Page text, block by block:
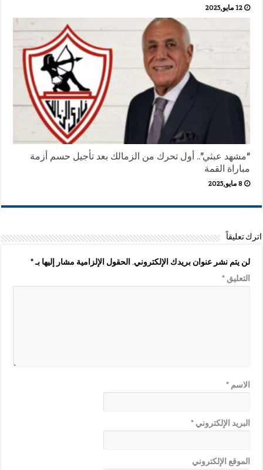
12 مايو,2025
“مشهد عبثي”.. أول تحرك من الزمالك بعد تأجيل حسم أزمة
مباراة القمة
8 مايو,2025
اترك تعليقاً
لن يتم نشر عنوان بريدك الإلكتروني. الحقول الإلزامية مشار إليها بـ*
التعليق*
الاسم*
البريد الإلكتروني*
الموقع الإلكتروني